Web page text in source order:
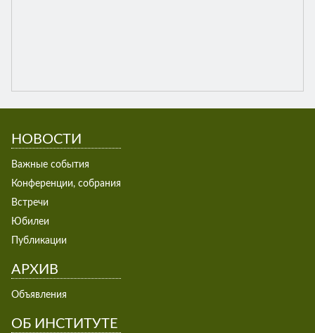
НОВОСТИ
Важные события
Конференции, собрания
Встречи
Юбилеи
Публикации
АРХИВ
Объявления
ОБ ИНСТИТУТЕ